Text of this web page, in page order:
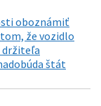
oboznámiť
že vozidlo
držiteľa
štát